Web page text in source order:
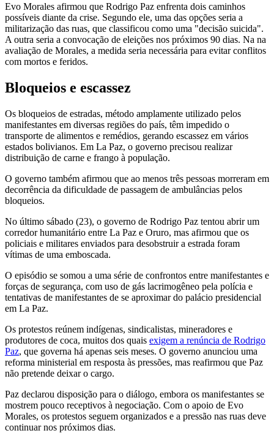
Evo Morales afirmou que Rodrigo Paz enfrenta dois caminhos
possíveis diante da crise. Segundo ele, uma das opções seria a
militarização das ruas, que classificou como uma "decisão suicida".
A outra seria a convocação de eleições nos próximos 90 dias. Na na
avaliação de Morales, a medida seria necessária para evitar conflitos
com mortos e feridos.
Bloqueios e escassez
Os bloqueios de estradas, método amplamente utilizado pelos
manifestantes em diversas regiões do país, têm impedido o
transporte de alimentos e remédios, gerando escassez em vários
estados bolivianos. Em La Paz, o governo precisou realizar
distribuição de carne e frango à população.
O governo também afirmou que ao menos três pessoas morreram em
decorrência da dificuldade de passagem de ambulâncias pelos
bloqueios.
No último sábado (23), o governo de Rodrigo Paz tentou abrir um
corredor humanitário entre La Paz e Oruro, mas afirmou que os
policiais e militares enviados para desobstruir a estrada foram
vítimas de uma emboscada.
O episódio se somou a uma série de confrontos entre manifestantes e
forças de segurança, com uso de gás lacrimogêneo pela polícia e
tentativas de manifestantes de se aproximar do palácio presidencial
em La Paz.
Os protestos reúnem indígenas, sindicalistas, mineradores e
produtores de coca, muitos dos quais exigem a renúncia de Rodrigo
Paz, que governa há apenas seis meses. O governo anunciou uma
reforma ministerial em resposta às pressões, mas reafirmou que Paz
não pretende deixar o cargo.
Paz declarou disposição para o diálogo, embora os manifestantes se
mostrem pouco receptivos à negociação. Com o apoio de Evo
Morales, os protestos seguem organizados e a pressão nas ruas deve
continuar nos próximos dias.